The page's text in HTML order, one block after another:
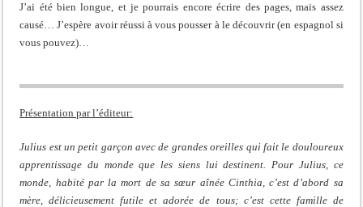
J’ai été bien longue, et je pourrais encore écrire des pages, mais assez
causé… J’espère avoir réussi à vous pousser à le découvrir (en espagnol si
vous pouvez)…
Présentation par l’éditeur:
Julius est un petit garçon avec de grandes oreilles qui fait le douloureux
apprentissage du monde que les siens lui destinent. Pour Julius, ce
monde, habité par la mort de sa sœur aînée Cinthia, c’est d’abord sa
mère, délicieusement futile et adorée de tous; c’est cette famille de